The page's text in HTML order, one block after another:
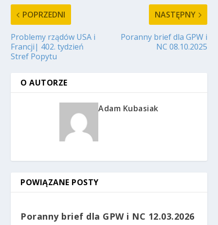
POPRZEDNI
Problemy rządów USA i
Francji| 402. tydzień
Stref Popytu
NASTĘPNY
Poranny brief dla GPW i
NC 08.10.2025
O AUTORZE
Adam Kubasiak
POWIĄZANE POSTY
Poranny brief dla GPW i NC 12.03.2026